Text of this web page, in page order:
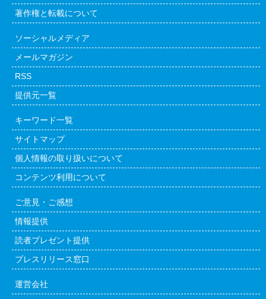
著作権と転載について
ソーシャルメディア
メールマガジン
RSS
提供元一覧
キーワード一覧
サイトマップ
個人情報の取り扱いについて
コンテンツ利用について
ご意見・ご感想
情報提供
読者プレゼント提供
プレスリリース窓口
運営会社